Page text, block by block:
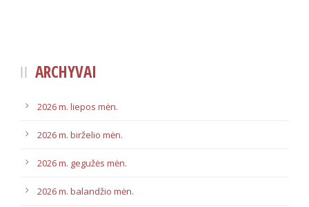
ARCHYVAI
2026 m. liepos mėn.
2026 m. birželio mėn.
2026 m. gegužės mėn.
2026 m. balandžio mėn.